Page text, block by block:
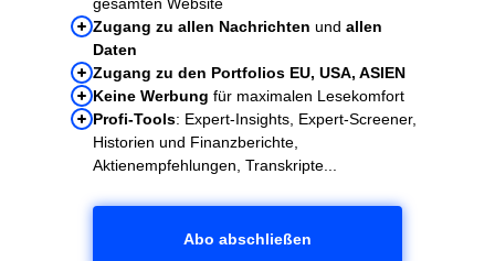
Zugang zu allen Nachrichten und allen
Daten
Zugang zu den Portfolios EU, USA, ASIEN
Keine Werbung für maximalen Lesekomfort
Profi-Tools: Expert-Insights, Expert-Screener,
Historien und Finanzberichte,
Aktienempfehlungen, Transkripte...
Abo abschließen